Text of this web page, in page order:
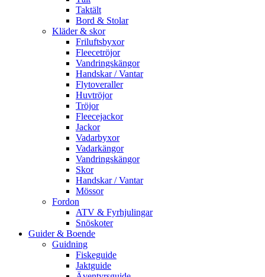
Taktält
Bord & Stolar
Kläder & skor
Friluftsbyxor
Fleecetröjor
Vandringskängor
Handskar / Vantar
Flytoveraller
Huvtröjor
Tröjor
Fleecejackor
Jackor
Vadarbyxor
Vadarkängor
Vandringskängor
Skor
Handskar / Vantar
Mössor
Fordon
ATV & Fyrhjulingar
Snöskoter
Guider & Boende
Guidning
Fiskeguide
Jaktguide